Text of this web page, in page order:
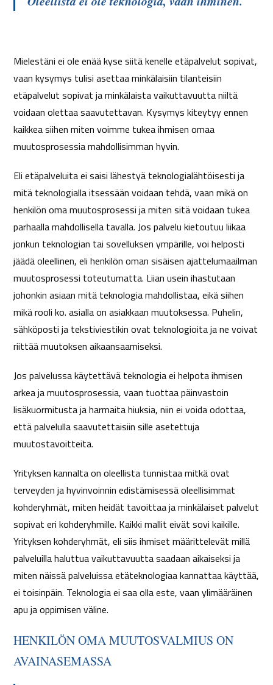
Mielestäni ei ole enää kyse siitä kenelle etäpalvelut sopivat,
vaan kysymys tulisi asettaa minkälaisiin tilanteisiin
etäpalvelut sopivat ja minkälaista vaikuttavuutta niiltä
voidaan olettaa saavutettavan. Kysymys kiteytyy ennen
kaikkea siihen miten voimme tukea ihmisen omaa
muutosprosessia mahdollisimman hyvin.
Eli etäpalveluita ei saisi lähestyä teknologialähtöisesti ja
mitä teknologialla itsessään voidaan tehdä, vaan mikä on
henkilön oma muutosprosessi ja miten sitä voidaan tukea
parhaalla mahdollisella tavalla. Jos palvelu kietoutuu liikaa
jonkun teknologian tai sovelluksen ympärille, voi helposti
jäädä oleellinen, eli henkilön oman sisäisen ajattelumaailman
muutosprosessi toteutumatta. Liian usein ihastutaan
johonkin asiaan mitä teknologia mahdollistaa, eikä siihen
mikä rooli ko. asialla on asiakkaan muutoksessa. Puhelin,
sähköposti ja tekstiviestikin ovat teknologioita ja ne voivat
riittää muutoksen aikaansaamiseksi.
Jos palvelussa käytettävä teknologia ei helpota ihmisen
arkea ja muutosprosessia, vaan tuottaa päinvastoin
lisäkuormitusta ja harmaita hiuksia, niin ei voida odottaa,
että palvelulla saavutettaisiin sille asetettuja
muutostavoitteita.
Yrityksen kannalta on oleellista tunnistaa mitkä ovat
terveyden ja hyvinvoinnin edistämisessä oleellisimmat
kohderyhmät, miten heidät tavoittaa ja minkälaiset palvelut
sopivat eri kohderyhmille. Kaikki mallit eivät sovi kaikille.
Yrityksen kohderyhmät, eli siis ihmiset määrittelevät millä
palveluilla haluttua vaikuttavuutta saadaan aikaiseksi ja
miten näissä palveluissa etäteknologiaa kannattaa käyttää,
ei toisinpäin. Teknologia ei saa olla este, vaan ylimääräinen
apu ja oppimisen väline.
HENKILÖN OMA MUUTOSVALMIUS ON
AVAINASEMASSA